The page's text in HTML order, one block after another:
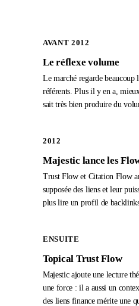
AVANT 2012
Le réflexe volume
Le marché regarde beaucoup
référents. Plus il y en a,
sait très bien produire du
2012
Majestic lance les
Trust Flow et Citation Flow
supposée des liens et leur
plus lire un profil de
ENSUITE
Topical Trust Flow
Majestic ajoute une lecture
une force : il a aussi un
des liens finance mérite une